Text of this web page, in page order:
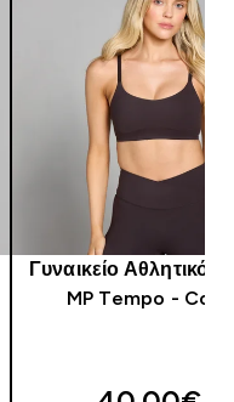
Γυναικείο Αθλητικό
MP Tempo -